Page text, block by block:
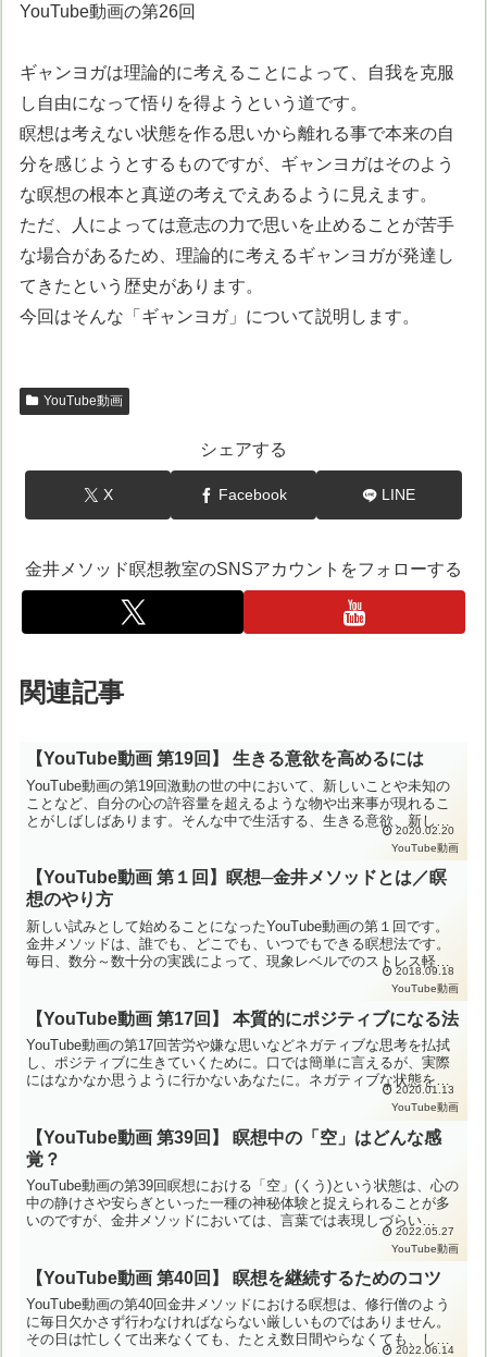
YouTube動画の第26回
ギャンヨガは理論的に考えることによって、自我を克服
し自由になって悟りを得ようという道です。
瞑想は考えない状態を作る思いから離れる事で本来の自
分を感じようとするものですが、ギャンヨガはそのよう
な瞑想の根本と真逆の考えでえあるように見えます。
ただ、人によっては意志の力で思いを止めることが苦手
な場合があるため、理論的に考えるギャンヨガが発達し
てきたという歴史があります。
今回はそんな「ギャンヨガ」について説明します。
YouTube動画
シェアする
X Facebook LINE
金井メソッド瞑想教室のSNSアカウントをフォローする
関連記事
【YouTube動画 第19回】 生きる意欲を高めるには
YouTube動画の第19回激動の世の中において、新しいことや未知の
ことなど、自分の心の許容量を超えるような物や出来事が現れるこ
とがしばしばあります。そんな中で生活する、生きる意欲、新しい
ものに触れていく意欲を維持していくまたは高めていくに...2020.02.20
YouTube動画
【YouTube動画 第１回】瞑想─金井メソッドとは／瞑
想のやり方
新しい試みとして始めることになったYouTube動画の第１回です。
金井メソッドは、誰でも、どこでも、いつでもできる瞑想法です。
毎日、数分～数十分の実践によって、現象レベルでのストレス軽減
や能力向上を実現すると同時に、自己革新と真理探求の道を...2018.09.18
YouTube動画
【YouTube動画 第17回】 本質的にポジティブになる法
YouTube動画の第17回苦労や嫌な思いなどネガティブな思考を払拭
し、ポジティブに生きていくために。口では簡単に言えるが、実際
にはなかなか思うように行かないあなたに。ネガティブな状態を分
2020.01.13
YouTube動画
【YouTube動画 第39回】 瞑想中の「空」はどんな感
覚？
YouTube動画の第39回瞑想における「空」(くう)という状態は、心の
中の静けさや安らぎといった一種の神秘体験と捉えられることが多
いのですが、金井メソッドにおいては、言葉では表現しづらい
2022.05.27
YouTube動画
【YouTube動画 第40回】 瞑想を継続するためのコツ
YouTube動画の第40回金井メソッドにおける瞑想は、修行僧のよう
に毎日欠かさず行わなければならない厳しいものではありません。
その日は忙しくて出来なくても、たとえ数日間やらなくても、しば
2022.06.14